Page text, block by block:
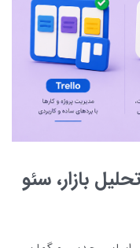
بازار، سئو